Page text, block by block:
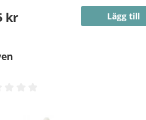
kr Lägg till